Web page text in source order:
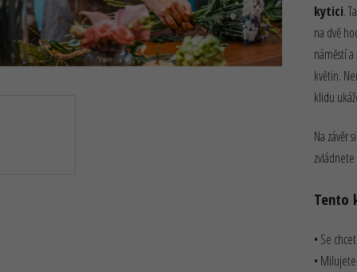
kytici.
na dvě
náměstí
květin.
klidu
Na závěr
Tento
• Se
•